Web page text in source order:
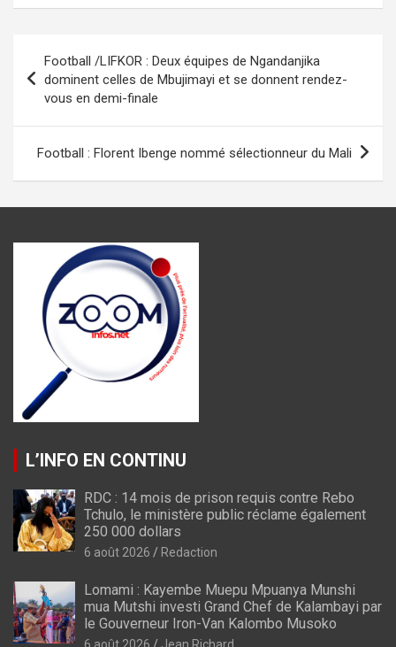
ce
b
o
o
k
at
s
A
p
p
se
n
g
er
ail e
gr
a
ta
g
er
de
l’article
Football /LIFKOR : Deux équipes de Ngandanjika
dominent celles de Mbujimayi et se donnent rendez-
vous en demi-finale
Football : Florent Ibenge nommé sélectionneur du Mali
L’INFO EN CONTINU
RDC : 14 mois de prison requis contre Rebo
Tchulo, le ministère public réclame également
250 000 dollars
6 août 2026 Redaction
Lomami : Kayembe Muepu Mpuanya Munshi
mua Mutshi investi Grand Chef de Kalambayi par
le Gouverneur Iron-Van Kalombo Musoko